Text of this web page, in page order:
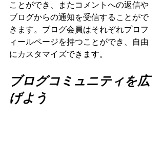
ことができ、またコメントへの返信や
ブログからの通知を受信することがで
きます。ブログ会員はそれぞれプロフ
ィールページを持つことができ、自由
にカスタマイズできます。
ブログコミュニティを広
げよう